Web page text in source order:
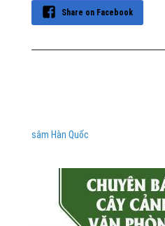
Share on Facebook
sâm Hàn Quốc